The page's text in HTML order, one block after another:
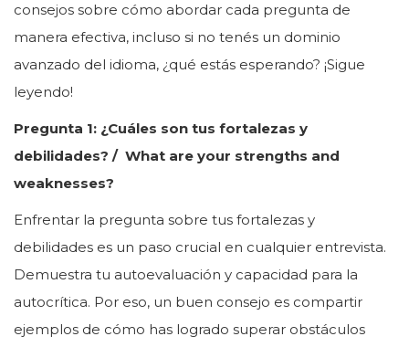
consejos sobre cómo abordar cada pregunta de
manera efectiva, incluso si no tenés un dominio
avanzado del idioma, ¿qué estás esperando? ¡Sigue
leyendo!
Pregunta 1: ¿Cuáles son tus fortalezas y
debilidades? / What are your strengths and
weaknesses?
Enfrentar la pregunta sobre tus fortalezas y
debilidades es un paso crucial en cualquier entrevista.
Demuestra tu autoevaluación y capacidad para la
autocrítica. Por eso, un buen consejo es compartir
ejemplos de cómo has logrado superar obstáculos